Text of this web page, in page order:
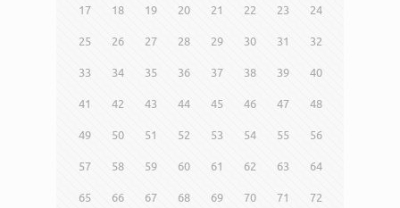
17 18 19 20 21 22 23 24
25 26 27 28 29 30 31 32
33 34 35 36 37 38 39 40
41 42 43 44 45 46 47 48
49 50 51 52 53 54 55 56
57 58 59 60 61 62 63 64
65 66 67 68 69 70 71 72